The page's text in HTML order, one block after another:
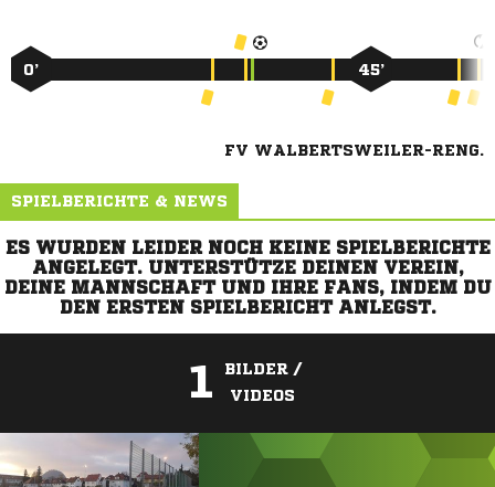
0’ 45’
FV WALBERTSWEILER-RENG.
SPIELBERICHTE & NEWS
ES WURDEN LEIDER NOCH KEINE SPIELBERICHTE
ANGELEGT. UNTERSTÜTZE DEINEN VEREIN,
DEINE MANNSCHAFT UND IHRE FANS, INDEM DU
DEN ERSTEN SPIELBERICHT ANLEGST.
1
BILDER /
VIDEOS